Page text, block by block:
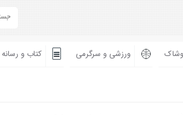
ورزشی و سرگرمی کتاب و رسانه